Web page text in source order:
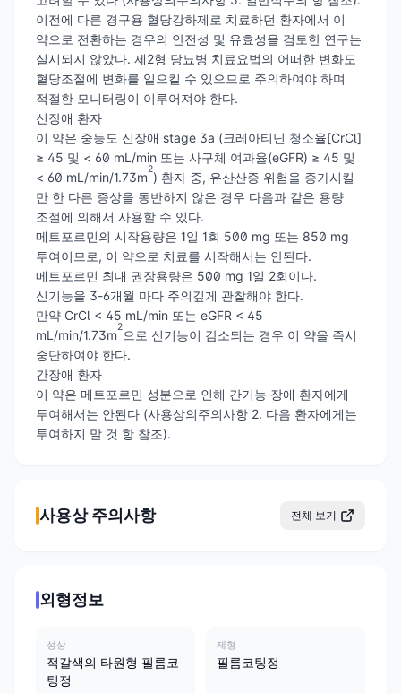
이전에 다른 경구용 혈당강하제로 치료하던 환자에서 이
약으로 전환하는 경우의 안전성 및 유효성을 검토한 연구는
실시되지 않았다. 제2형 당뇨병 치료요법의 어떠한 변화도
혈당조절에 변화를 일으킬 수 있으므로 주의하여야 하며
적절한 모니터링이 이루어져야 한다.
신장애 환자
이 약은 중등도 신장애 stage 3a (크레아티닌 청소율[CrCl]
≥ 45 및 < 60 mL/min 또는 사구체 여과율(eGFR) ≥ 45 및
< 60 mL/min/1.73m
2
) 환자 중, 유산산증 위험을 증가시킬
만 한 다른 증상을 동반하지 않은 경우 다음과 같은 용량
조절에 의해서 사용할 수 있다.
메트포르민의 시작용량은 1일 1회 500 mg 또는 850 mg
투여이므로, 이 약으로 치료를 시작해서는 안된다.
메트포르민 최대 권장용량은 500 mg 1일 2회이다.
신기능을 3-6개월 마다 주의깊게 관찰해야 한다.
만약 CrCl < 45 mL/min 또는 eGFR < 45
mL/min/1.73m
2
으로 신기능이 감소되는 경우 이 약을 즉시
중단하여야 한다.
간장애 환자
이 약은 메트포르민 성분으로 인해 간기능 장애 환자에게
투여해서는 안된다 (사용상의주의사항 2. 다음 환자에게는
투여하지 말 것 항 참조).
사용상 주의사항 전체 보기
외형정보
성상
적갈색의 타원형 필름코
팅정
제형
필름코팅정